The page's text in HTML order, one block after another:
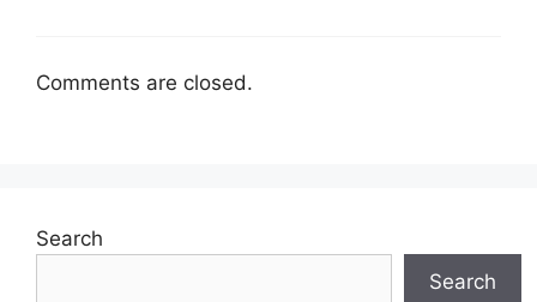
Comments are closed.
Search
Search